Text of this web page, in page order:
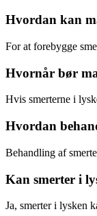
Hvordan kan
For at forebygge
Hvornår bør
Hvis smerterne i
Hvordan
Behandling af
Kan smerter i
Ja, smerter i lysken